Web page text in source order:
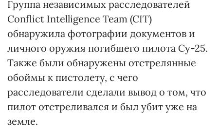
Группа независимых расследователей
Conflict Intelligence Team (CIT)
обнаружила фотографии документов и
личного оружия погибшего пилота Су-25.
Также были обнаружены отстрелянные
обоймы к пистолету, с чего
расследователи сделали вывод о том, что
пилот отстреливался и был убит уже на
земле.